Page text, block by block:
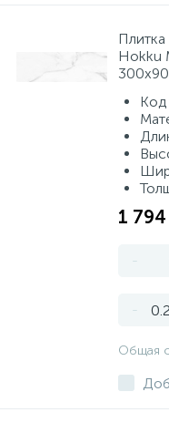
Hokku
Код
1
-
-
Общая